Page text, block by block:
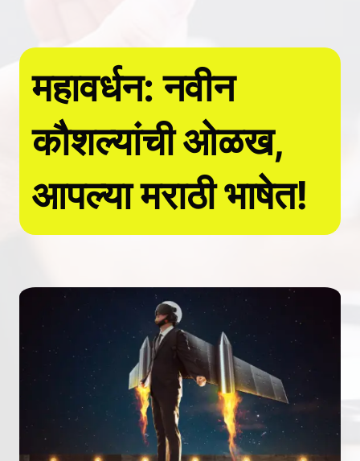
महावर्धन: नवीन
कौशल्यांची ओळख,
आपल्या मराठी भाषेत!